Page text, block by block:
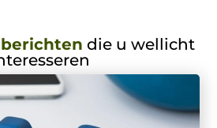
die u wellicht